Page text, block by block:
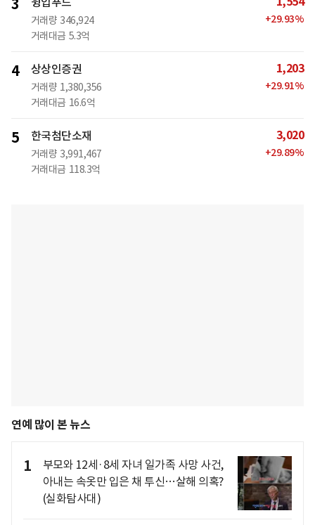
3
거래량 346,924
거래대금 5.3억
+29.93%
4 상상인증권
거래량 1,380,356
거래대금 16.6억
1,203
+29.91%
5 한국첨단소재
거래량 3,991,467
거래대금 118.3억
3,020
+29.89%
연예 많이 본 뉴스
1
부모와 12세·8세 자녀 일가족 사망 사건,
아내는 속옷만 입은 채 투신…살해 의혹?
(실화탐사대)